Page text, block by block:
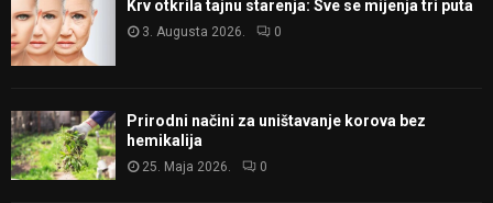
Krv otkrila tajnu starenja: Sve se mijenja tri puta
3. Augusta 2026. 0
Prirodni načini za uništavanje korova bez
hemikalija
25. Maja 2026. 0